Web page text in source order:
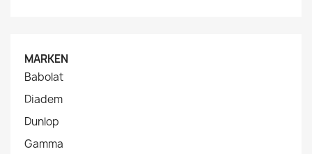
MARKEN
Babolat
Diadem
Dunlop
Gamma